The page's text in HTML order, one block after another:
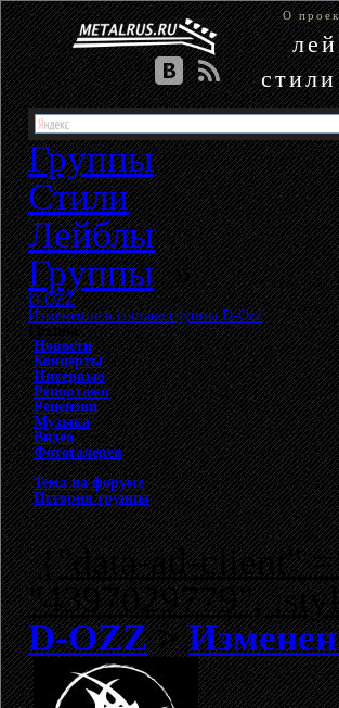
О
стили
Группы
Стили
Лейблы
Группы»
D-OZZ»
Изменение в составе группы D-Ozz
Группа
Новости
Концерты
Интервью
Репортажи
Рецензии
Музыка
Видео
Фотогалерея
Тема на форуме
История группы
{"data-ad-client"
"4397029779",
D-OZZ>